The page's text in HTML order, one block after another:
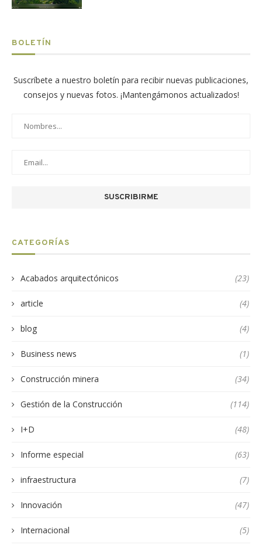
BOLETÍN
Suscríbete a nuestro boletín para recibir nuevas publicaciones,
consejos y nuevas fotos. ¡Mantengámonos actualizados!
CATEGORÍAS
Acabados arquitectónicos (23)
article (4)
blog (4)
Business news (1)
Construcción minera (34)
Gestión de la Construcción (114)
I+D (48)
Informe especial (63)
infraestructura (7)
Innovación (47)
Internacional (5)